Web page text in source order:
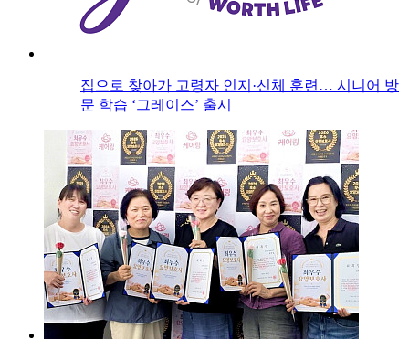
집으로 찾아가 고령자 인지·신체 훈련… 시니어 방
문 학습 ‘그레이스’ 출시